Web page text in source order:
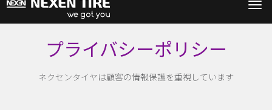
4
プライバシーポリシー
ネクセンタイヤは顧客の情報保護を重視しています